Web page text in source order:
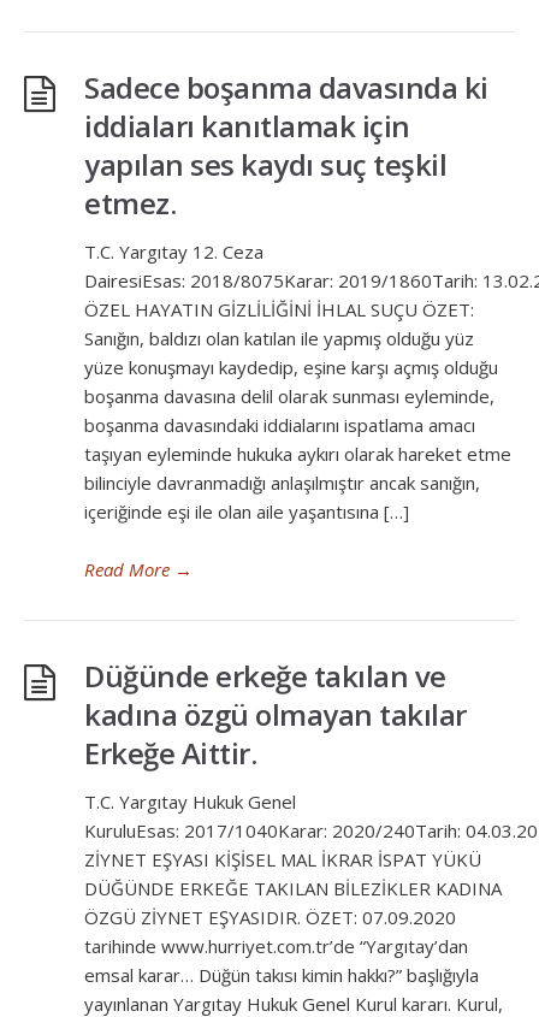
Sadece boşanma davasında ki
iddiaları kanıtlamak için
yapılan ses kaydı suç teşkil
etmez.
T.C. Yargıtay 12. Ceza
DairesiEsas: 2018/8075Karar: 2019/1860Tarih:
ÖZEL HAYATIN GİZLİLİĞİNİ İHLAL SUÇU ÖZET:
Sanığın, baldızı olan katılan ile yapmış olduğu yüz
yüze konuşmayı kaydedip, eşine karşı açmış olduğu
boşanma davasına delil olarak sunması eyleminde,
boşanma davasındaki iddialarını ispatlama amacı
taşıyan eyleminde hukuka aykırı olarak hareket etme
bilinciyle davranmadığı anlaşılmıştır ancak sanığın,
içeriğinde eşi ile olan aile yaşantısına […]
Read More →
Düğünde erkeğe takılan ve
kadına özgü olmayan takılar
Erkeğe Aittir.
T.C. Yargıtay Hukuk Genel
KuruluEsas: 2017/1040Karar: 2020/240Tarih:
ZİYNET EŞYASI KİŞİSEL MAL İKRAR İSPAT YÜKÜ
DÜĞÜNDE ERKEĞE TAKILAN BİLEZİKLER KADINA
ÖZGÜ ZİYNET EŞYASIDIR. ÖZET: 07.09.2020
tarihinde www.hurriyet.com.tr’de “Yargıtay’dan
emsal karar… Düğün takısı kimin hakkı?” başlığıyla
yayınlanan Yargıtay Hukuk Genel Kurul kararı. Kurul,